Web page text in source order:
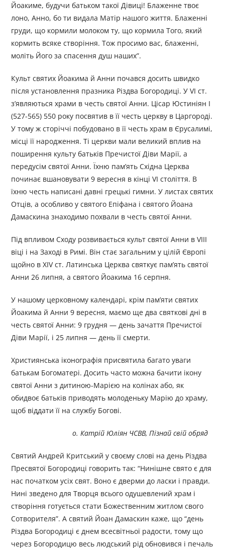
Йоакиме, будучи батьком такої Дівиці! Блаженне твоє
лоно, Анно, бо ти видала Матір нашого життя. Блаженні
груди, що кормили молоком ту, що кормила Того, який
кормить всяке створіння. Тож просимо вас, блаженні,
моліть Його за спасення душ наших”.
Культ святих Йоакима й Анни почався досить швидко
після установлення празника Різдва Богородиці. У VI ст.
з’являються храми в честь святої Анни. Цісар Юстиніян І
(527-565) 550 року посвятив в її честь церкву в Царгороді.
У тому ж сторіччі побудовано в її честь храм в Єрусалимі,
місці її народження. Ті церкви мали великий вплив на
поширення культу батьків Пречистої Діви Марії, а
передусім святої Анни. Їхню пам’ять Східна Церква
починає вшановувати 9 вересня в кінці VI століття. В
їхню честь написані давні грецькі гимни. У листах святих
Отців, а особливо у святого Епіфана і святого Йоана
Дамаскина знаходимо похвали в честь святої Анни.
Під впливом Сходу розвивається культ святої Анни в VIII
віці і на Заході в Римі. Він стає загальним у цілій Європі
щойно в XIV ст. Латинська Церква святкує пам’ять святої
Анни 26 липня, а святого Йоакима 16 серпня.
У нашому церковному календарі, крім пам’яти святих
Йоакима й Анни 9 вересня, маємо ще два святкові дні в
честь святої Анни: 9 грудня — день зачаття Пречистої
Діви Марії, і 25 липня — день її смерти.
Християнська іконографія присвятила багато уваги
батькам Богоматері. Досить часто можна бачити ікону
святої Анни з дитиною-Марією на колінах або, як
обидвоє батьків приводять молоденьку Марію до храму,
щоб віддати її на службу Богові.
o. Катрій Юліян ЧСВВ, Пізнай свій обряд
Святий Андрей Критський у своєму слові на день Різдва
Пресвятої Богородиці говорить так: “Нинішне свято є для
нас початком усіх свят. Воно є дверми до ласки і правди.
Нині зведено для Творця всього одушевлений храм і
створіння готується стати Божественним житлом свого
Сотворителя”. А святий Йоан Дамаскин каже, що “день
Різдва Богородиці є днем всесвітньої радости, тому що
через Богородицю весь людський рід обновився і печаль